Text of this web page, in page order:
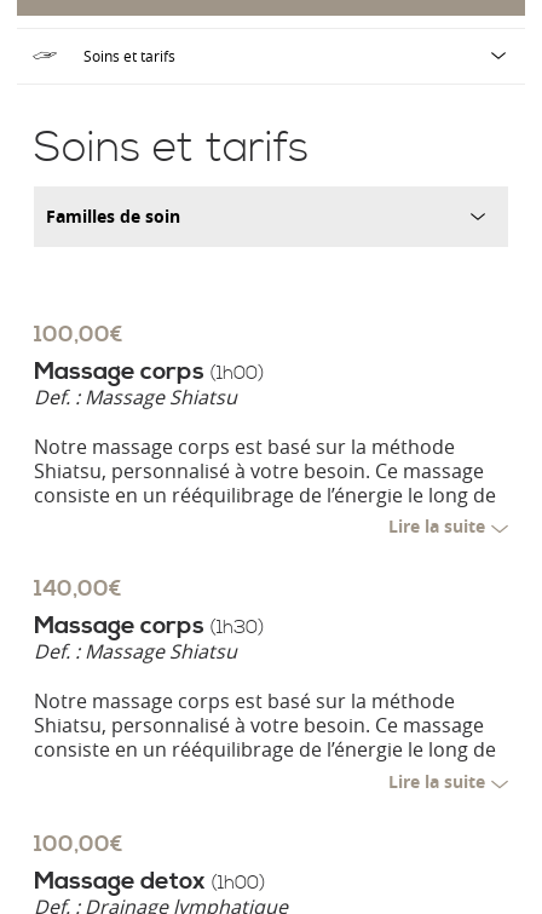
Soins et tarifs
100,00€
Massage corps (1h00)
Def. :Massage Shiatsu
Notre massage corps est basé sur la méthode
Shiatsu, personnalisé à votre besoin. Ce massage
consiste en un rééquilibrage de l’énergie le long de
méridiens reliés aux organes dans lesquels circule
Lire la suite
140,00€
Massage corps (1h30)
Def. :Massage Shiatsu
Notre massage corps est basé sur la méthode
Shiatsu, personnalisé à votre besoin. Ce massage
consiste en un rééquilibrage de l’énergie le long de
méridiens reliés aux organes dans lesquels circule
Lire la suite
100,00€
Massage detox (1h00)
Def. :Drainage lymphatique